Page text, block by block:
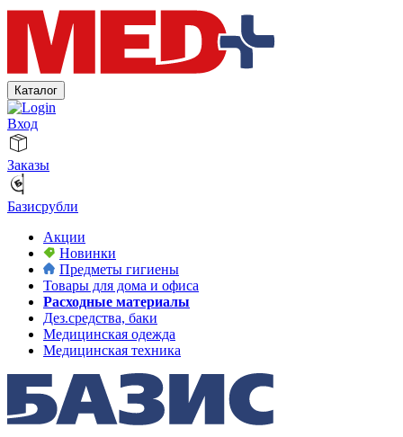
Каталог
Вход
Заказы
Базисрубли
Акции
Новинки
Предметы гигиены
Товары для дома и офиса
Расходные материалы
Дез.средства, баки
Медицинская одежда
Медицинская техника